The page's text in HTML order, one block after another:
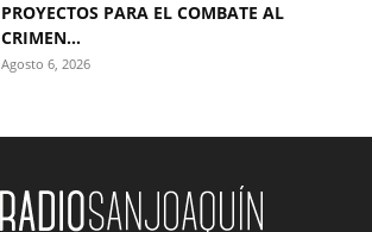
PROYECTOS PARA EL COMBATE AL
CRIMEN...
Agosto 6, 2026